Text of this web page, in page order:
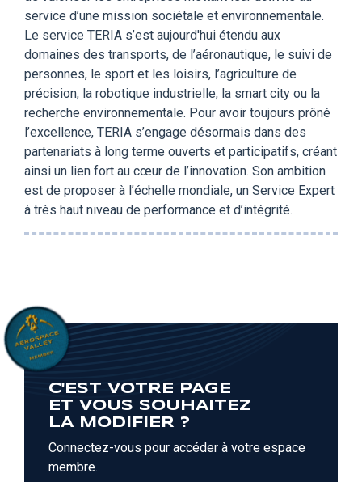
service d’une mission sociétale et environnementale.
Le service TERIA s’est aujourd'hui étendu aux
domaines des transports, de l’aéronautique, le suivi de
personnes, le sport et les loisirs, l’agriculture de
précision, la robotique industrielle, la smart city ou la
recherche environnementale. Pour avoir toujours prôné
l’excellence, TERIA s’engage désormais dans des
partenariats à long terme ouverts et participatifs, créant
ainsi un lien fort au cœur de l’innovation. Son ambition
est de proposer à l’échelle mondiale, un Service Expert
à très haut niveau de performance et d’intégrité.
C'EST VOTRE PAGE
ET VOUS SOUHAITEZ
LA MODIFIER ?
Connectez-vous pour accéder à votre espace
membre.